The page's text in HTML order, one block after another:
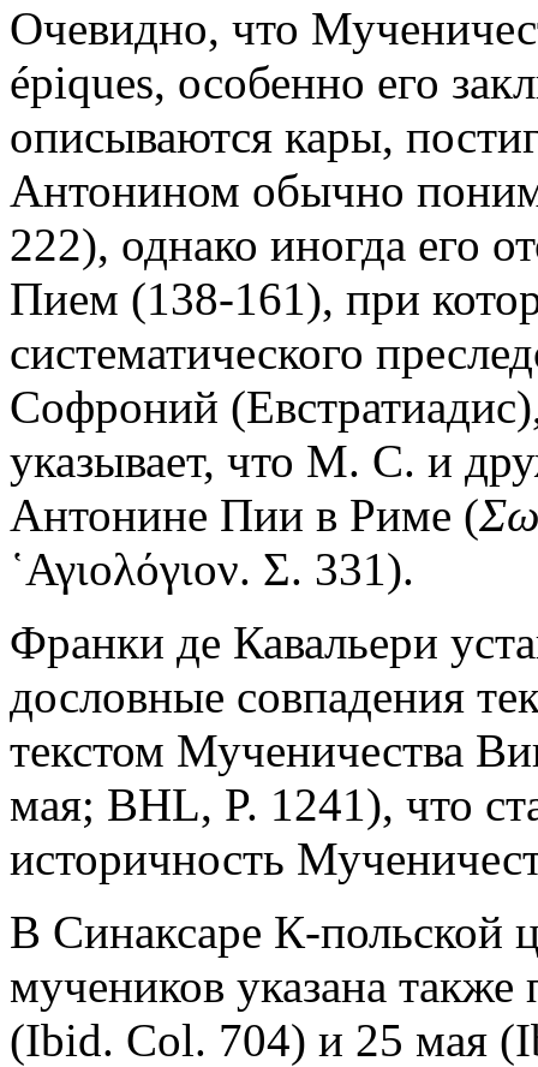
Очевидно, что
épiques, особенно его
описываются кары,
Антонином обычно
222), однако иногда его
Пием (138-161), при
систематического
Софроний
указывает, что М. С. и
Антонине Пии в Риме (
῾Αγιολόγιον. Σ. 331).
Франки де Кавальери
дословные совпадения
текстом Мученичества
мая; BHL, P. 1241), что
историчность
В Синаксаре К-польской
мучеников указана
(Ibid. Col. 704) и 25 мая